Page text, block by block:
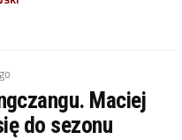
Maciej
do sezonu